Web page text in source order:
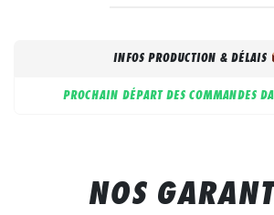
INFOS PRODUCTION & DÉLAIS
PROCHAIN DÉPART DES COMMANDES
NOS